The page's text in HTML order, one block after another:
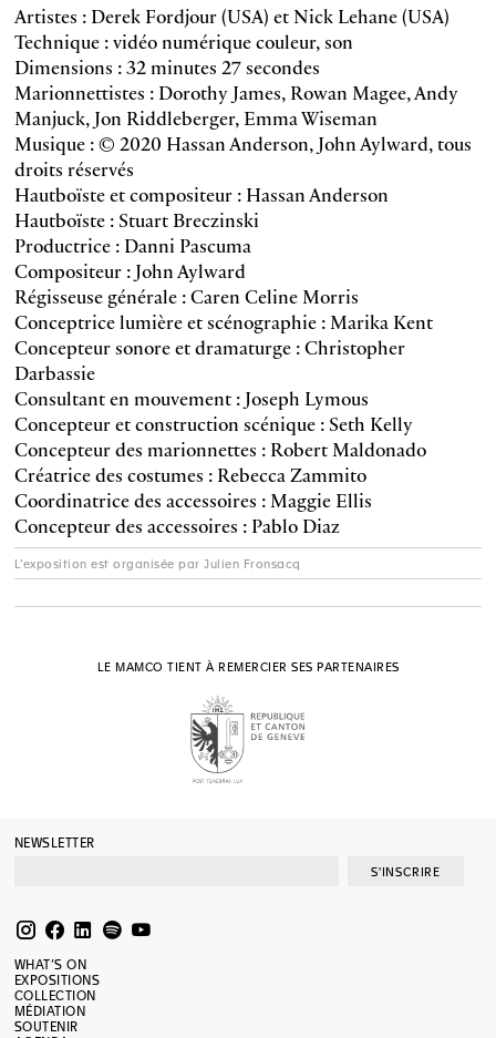
Artistes : Derek Fordjour (USA) et Nick Lehane (USA)
Technique : vidéo numérique couleur, son
Dimensions : 32 minutes 27 secondes
Marionnettistes : Dorothy James, Rowan Magee, Andy
Manjuck, Jon Riddleberger, Emma Wiseman
Musique : © 2020 Hassan Anderson, John Aylward, tous
droits réservés
Hautboïste et compositeur : Hassan Anderson
Hautboïste : Stuart Breczinski
Productrice : Danni Pascuma
Compositeur : John Aylward
Régisseuse générale : Caren Celine Morris
Conceptrice lumière et scénographie : Marika Kent
Concepteur sonore et dramaturge : Christopher
Darbassie
Consultant en mouvement : Joseph Lymous
Concepteur et construction scénique : Seth Kelly
Concepteur des marionnettes : Robert Maldonado
Créatrice des costumes : Rebecca Zammito
Coordinatrice des accessoires : Maggie Ellis
Concepteur des accessoires : Pablo Diaz
L’exposition est organisée par Julien Fronsacq
LE MAMCO TIENT À REMERCIER SES PARTENAIRES
NEWSLETTER
S'INSCRIRE
WHAT’S ON
EXPOSITIONS
COLLECTION
MÉDIATION
SOUTENIR